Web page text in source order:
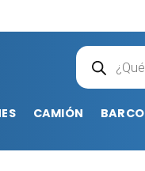
Búsqueda
de
productos
CAMIÓN BARCO